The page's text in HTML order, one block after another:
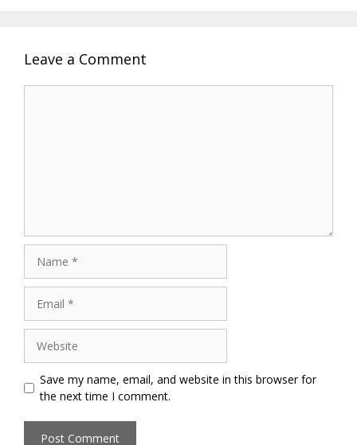
Leave a Comment
Save my name, email, and website in this browser for
the next time I comment.